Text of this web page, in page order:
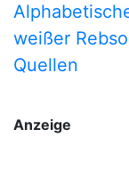
weißer
Quellen
Anzeige